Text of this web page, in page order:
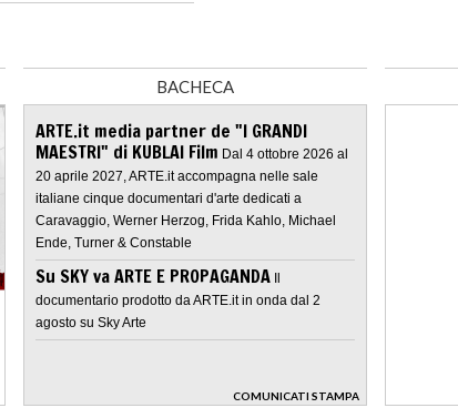
BACHECA
ARTE.it media partner de "I GRANDI
MAESTRI" di KUBLAI Film Dal 4 ottobre 2026 al
20 aprile 2027, ARTE.it accompagna nelle sale
italiane cinque documentari d'arte dedicati a
Caravaggio, Werner Herzog, Frida Kahlo, Michael
Ende, Turner & Constable
Su SKY va ARTE E PROPAGANDA
documentario prodotto da ARTE.it in onda dal 2
agosto su Sky Arte
COMUNICATI STAMPA
>